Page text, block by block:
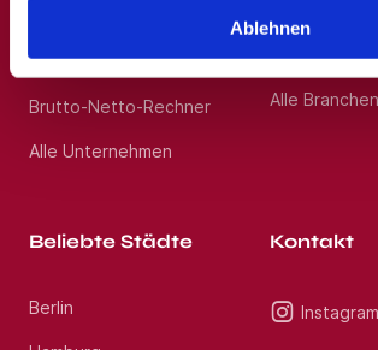
Ablehnen
Barrierefreiheitserklärung
Nutzungsbedingungen
Brutto-Netto-Rechner
Alle Unternehmen
Alle Branchen
Beliebte Städte
Berlin
Kontakt
Instagram